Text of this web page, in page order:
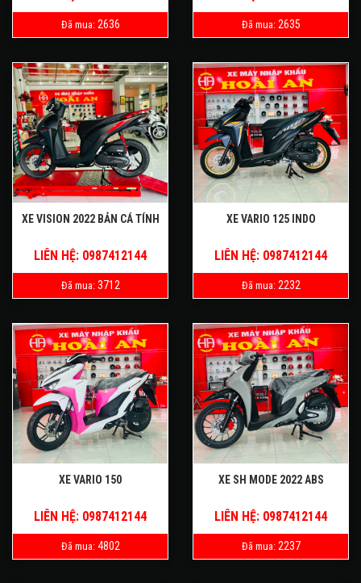
Đã mua: 2636 Đã mua: 2635
XE VISION 2022 BẢN CÁ TÍNH
LIÊN HỆ: 0987412144
Đã mua: 3712
XE VARIO 125 INDO
LIÊN HỆ: 0987412144
Đã mua: 2232
XE VARIO 150
LIÊN HỆ: 0987412144
Đã mua: 4802
XE SH MODE 2022 ABS
LIÊN HỆ: 0987412144
Đã mua: 2237